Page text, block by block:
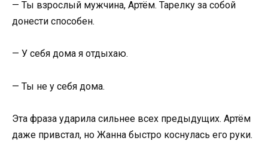
— Ты взрослый мужчина, Артём. Тарелку за собой
донести способен.
— У себя дома я отдыхаю.
— Ты не у себя дома.
Эта фраза ударила сильнее всех предыдущих. Артём
даже привстал, но Жанна быстро коснулась его руки.